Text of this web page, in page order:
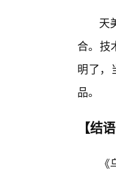
天
合。技
明了，
品。
【结